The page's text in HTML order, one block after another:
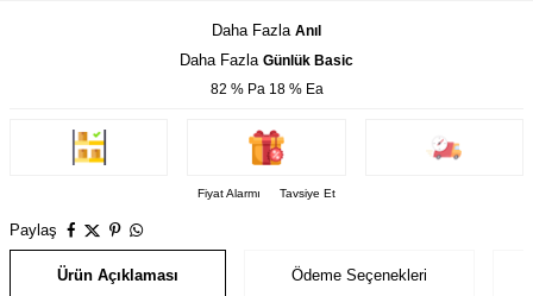
Daha Fazla Anıl
Daha Fazla Günlük Basic
82 % Pa 18 % Ea
Fiyat Alarmı Tavsiye Et
Paylaş
Ürün Açıklaması Ödeme Seçenekleri